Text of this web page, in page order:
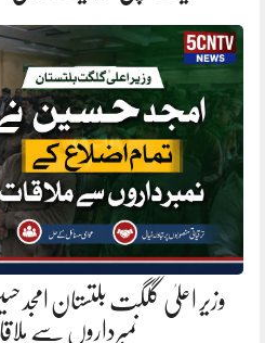
وزیر اعلیٰ گلگت بلتستان
نمبرداروں سے